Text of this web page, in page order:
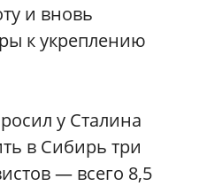
и вновь
к укреплению
у Сталина
в Сибирь три
— всего 8,5